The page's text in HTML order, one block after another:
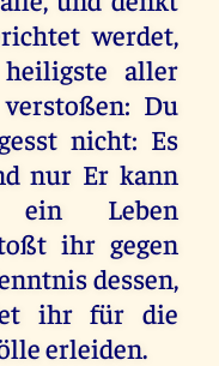
werdet,
aller
Du
nicht: Es
nur Er kann
ein Leben
ihr gegen
dessen,
ihr für die
erleiden.